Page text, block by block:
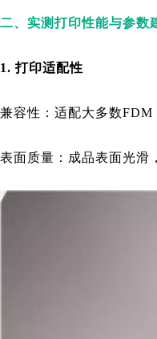
二、实测打印性能与参数
1. 打印适配性
兼容性：适配大多数
表面质量：成品表面光滑